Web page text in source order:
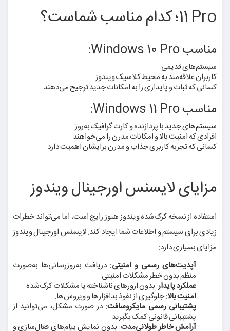
11 Pro؛ کدام مناسب شماست؟
مناسب Windows 10 Pro:
سیستم‌های قدیمی
کاربران علاقه‌مند به محیط کلاسیک ویندوز
کسانی که ثبات و پایداری را به امکانات جدید ترجیح می‌دهند
مناسب Windows 11 Pro:
سیستم‌های جدید با پردازنده و کارت گرافیک به‌روز
افرادی که امنیت بالا و امکانات مدرن را می‌خواهند
کسانی که تجربه کاربری جذاب و مدرن برایشان اهمیت دارد
مزایای لایسنس اورجینال ویندوز
استفاده از نسخه کرک‌شده ویندوز هنوز رایج است، اما می‌تواند خطرات
زیادی برای سیستم و اطلاعات شما ایجاد کند. لایسنس اورجینال ویندوز
مزایای بسیاری دارد:
آپدیت‌های رسمی و امنیتی: دریافت به‌روزرسانی‌ها به‌صورت
منظم بدون خطر مشکلات امنیتی.
عملکرد پایدار: بدون ارورهای ناشناخته یا مشکلات کرک‌شده.
امنیت بالا: جلوگیری از نفوذ بدافزارها و ویروس‌ها.
پشتیبانی رسمی مایکروسافت: در صورت مشکل، می‌توانید از
پشتیبانی قانونی کمک بگیرید.
آرامش خاطر طولانی‌مدت: بدون نمایش پیام‌های فعال‌سازی و